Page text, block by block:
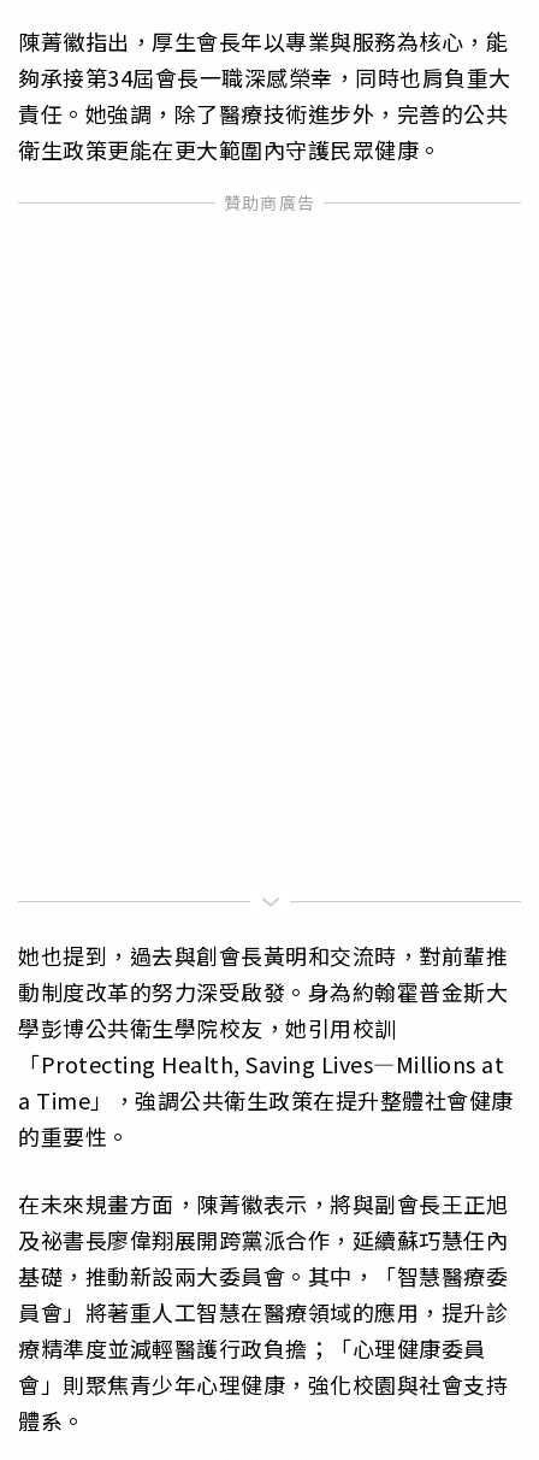
陳菁徽指出，厚生會長年以專業與服務為核心，能
夠承接第34屆會長一職深感榮幸，同時也肩負重大
責任。她強調，除了醫療技術進步外，完善的公共
衛生政策更能在更大範圍內守護民眾健康。
她也提到，過去與創會長黃明和交流時，對前輩推
動制度改革的努力深受啟發。身為約翰霍普金斯大
學彭博公共衛生學院校友，她引用校訓
「Protecting Health, Saving Lives—Millions at
a Time」，強調公共衛生政策在提升整體社會健康
的重要性。
在未來規畫方面，陳菁徽表示，將與副會長王正旭
及祕書長廖偉翔展開跨黨派合作，延續蘇巧慧任內
基礎，推動新設兩大委員會。其中，「智慧醫療委
員會」將著重人工智慧在醫療領域的應用，提升診
療精準度並減輕醫護行政負擔；「心理健康委員
會」則聚焦青少年心理健康，強化校園與社會支持
體系。